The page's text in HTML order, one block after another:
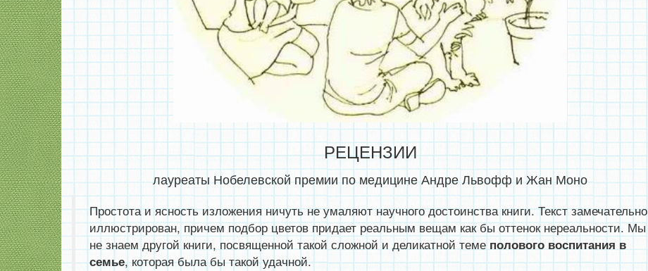
РЕЦЕНЗИИ
лауреаты Нобелевской премии по медицине Андре Львофф и Жан Моно
Простота и ясность изложения ничуть не умаляют научного достоинства книги. Текст замечательно
иллюстрирован, причем подбор цветов придает реальным вещам как бы оттенок нереальности. Мы
не знаем другой книги, посвященной такой сложной и деликатной теме полового воспитания в
семье, которая была бы такой удачной.